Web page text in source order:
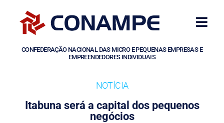
CONFEDERAÇÃO NACIONAL DAS MICRO E PEQUENAS EMPRESAS E
EMPREENDEDORES INDIVIDUAIS
NOTÍCIA
Itabuna será a capital dos pequenos
negócios